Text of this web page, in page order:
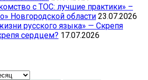
с ТОС: лучшие практики» –
Новгородской области 23.07.2026
русского языка» — Скрепя
сердцем? 17.07.2026